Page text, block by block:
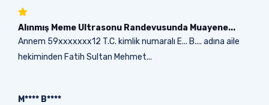
Alınmış Meme Ultrasonu Randevusunda Muayene...
Annem 59xxxxxxx12 T.C. kimlik numaralı E... B.... adına aile
hekiminden Fatih Sultan Mehmet...
M**** B****